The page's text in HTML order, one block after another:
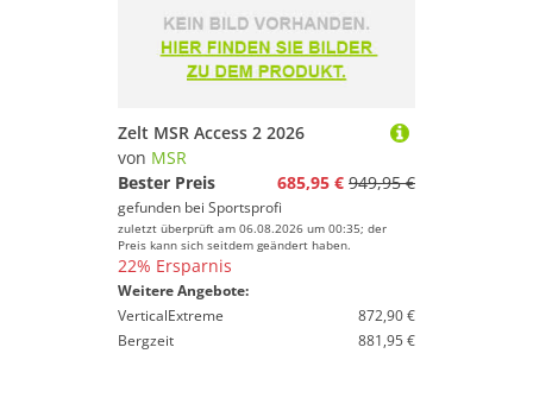
Zelt MSR Access 2 2026
von MSR
Bester Preis
685,95 € 949,95 €
gefunden bei Sportsprofi
zuletzt überprüft am 06.08.2026 um 00:35; der
Preis kann sich seitdem geändert haben.
22% Ersparnis
Weitere Angebote:
VerticalExtreme
872,90 €
Bergzeit
881,95 €